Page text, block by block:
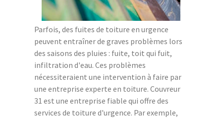
Parfois, des fuites de toiture en urgence
peuvent entraîner de graves problèmes lors
des saisons des pluies : fuite, toit qui fuit,
infiltration d'eau. Ces problèmes
nécessiteraient une intervention à faire par
une entreprise experte en toiture. Couvreur
31 est une entreprise fiable qui offre des
services de toiture d'urgence. Par exemple,